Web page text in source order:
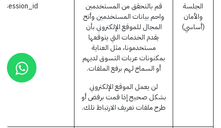
الجلسة
والأمان
(أساسي)
قم بالتحقق من المستخدمين
واحم بيانات المستخدمين وأتح
المجال للموقع الإلكتروني بأن
يقدم الخدمات التي يتوقعها
مستخدمونا، مثل العناية
بمكنونات عربات التسوق لديهم
أو السماح لهم برفع الملفات.
لن يعمل الموقع الإلكتروني
بشكل صحيح إذا قمت برفض أو
طرح ملفات تعريف الارتباط تلك.
session_id (أودو)